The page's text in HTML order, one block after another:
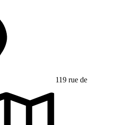
119 rue de